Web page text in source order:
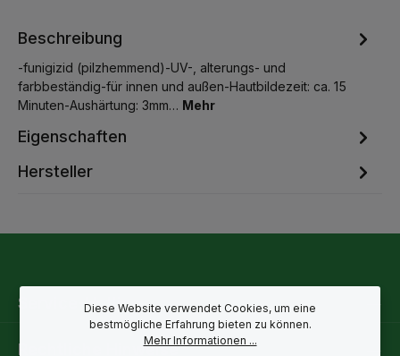
Beschreibung
-funigizid (pilzhemmend)-UV-, alterungs- und
farbbeständig-für innen und außen-Hautbildezeit: ca. 15
Minuten-Aushärtung: 3mm… Mehr
Eigenschaften
Hersteller
Service-Hotline
Rechtliche Hinweise
Diese Website verwendet Cookies, um eine
bestmögliche Erfahrung bieten zu können.
Mehr Informationen ...